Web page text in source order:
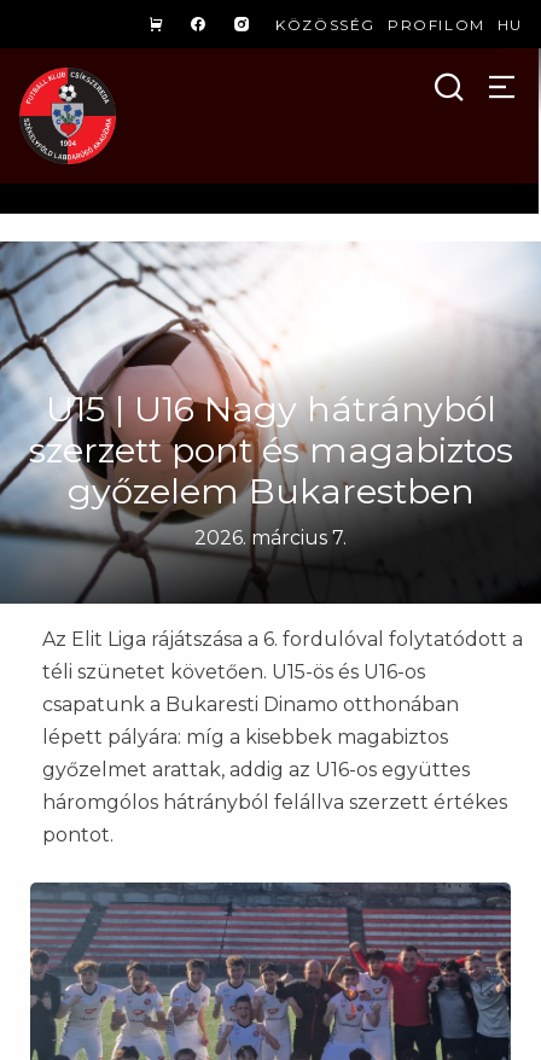
KÖZÖSSÉG PROFILOM HU
U15 | U16 Nagy hátrányból
szerzett pont és magabiztos
győzelem Bukarestben
2026. március 7.
Az Elit Liga rájátszása a 6. fordulóval folytatódott a
téli szünetet követően. U15-ös és U16-os
csapatunk a Bukaresti Dinamo otthonában
lépett pályára: míg a kisebbek magabiztos
győzelmet arattak, addig az U16-os együttes
háromgólos hátrányból felállva szerzett értékes
pontot.